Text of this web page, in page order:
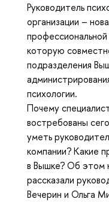
Руководитель
организации –
которую
подразделения
психологии.
Почему
востребованы
уметь
компании? Какие
в Вышке? Об этом
рассказали
Вечерин и Ольга